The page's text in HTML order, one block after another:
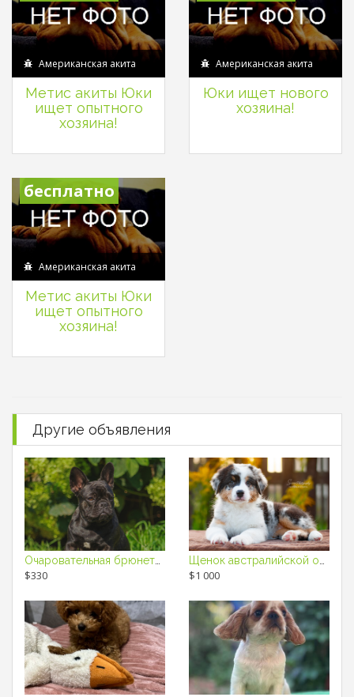
Американская акита
Метис акиты Юки
ищет опытного
хозяина!
Американская акита
Юки ищет нового
хозяина!
бесплатно
Американская акита
Метис акиты Юки
ищет опытного
хозяина!
Другие объявления
Очаровательная брюнетка
$330
Щенок австралийской овчарки / щенки аусси
$1 000